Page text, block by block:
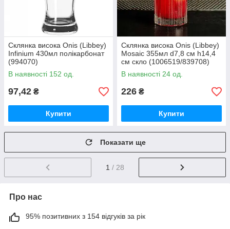
Склянка висока Onis (Libbey)
Infinium 430мл полікарбонат
(994070)
В наявності 152 од.
97,42 ₴
Купити
Склянка висока Onis (Libbey)
Mosaic 355мл d7,8 см h14,4
см скло (1006519/839708)
В наявності 24 од.
226 ₴
Купити
Показати ще
1 / 28
Про нас
95% позитивних з 154 відгуків за рік